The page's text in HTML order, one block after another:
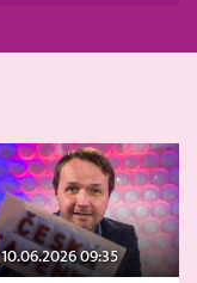
10.06.2026 09:35